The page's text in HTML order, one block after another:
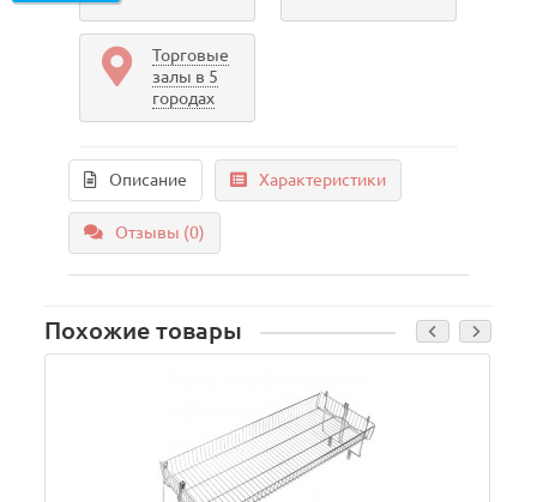
Торговые
залы в 5
городах
Описание Характеристики
Отзывы (0)
Похожие товары